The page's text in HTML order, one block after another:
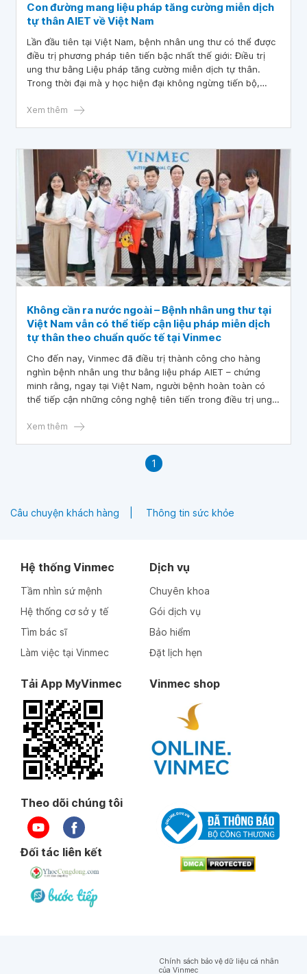
Con đường mang liệu pháp tăng cường miễn dịch
tự thân AIET về Việt Nam
Lần đầu tiên tại Việt Nam, bệnh nhân ung thư có thể được
điều trị phương pháp tiên tiến bậc nhất thế giới: Điều trị
ung thư bằng Liệu pháp tăng cường miễn dịch tự thân.
Trong thời đại mà y học hiện đại không ngừng tiến bộ,
thay đổi cục diện của ngành chăm sóc sức khỏe toàn cầu.
Xem thêm
Không cần ra nước ngoài – Bệnh nhân ung thư tại
Việt Nam vẫn có thể tiếp cận liệu pháp miễn dịch
tự thân theo chuẩn quốc tế tại Vinmec
Cho đến nay, Vinmec đã điều trị thành công cho hàng
nghìn bệnh nhân ung thư bằng liệu pháp AIET – chứng
minh rằng, ngay tại Việt Nam, người bệnh hoàn toàn có
thể tiếp cận những công nghệ tiên tiến trong điều trị ung
các quốc gia phát triển.
Xem thêm
1
Câu chuyện khách hàng Thông tin sức khỏe
Hệ thống Vinmec
Tầm nhìn sứ mệnh
Hệ thống cơ sở y tế
Tìm bác sĩ
Làm việc tại Vinmec
Dịch vụ
Chuyên khoa
Gói dịch vụ
Bảo hiểm
Đặt lịch hẹn
Tải App MyVinmec Vinmec shop
Theo dõi chúng tôi
Đối tác liên kết
Chính sách bảo vệ dữ liệu cá nhân
của Vinmec